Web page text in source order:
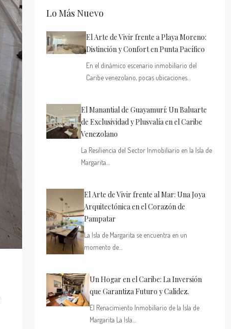
Lo Más Nuevo
El Arte de Vivir frente a Playa Moreno:
Distinción y Confort en Punta Pacífico
En el dinámico escenario inmobiliario del
Caribe venezolano, pocas ubicaciones…
El Manantial de Guayamurí: Un Baluarte
de Exclusividad y Plusvalía en el Caribe
Venezolano
La Resiliencia del Sector Inmobiliario en la Isla de
Margarita…
El Arte de Vivir frente al Mar: Una Joya
Arquitectónica en el Corazón de
Pampatar
La Isla de Margarita se encuentra en un
momento de…
Un Hogar en el Caribe: La Inversión
que Garantiza Futuro y Calidez.
El Renacimiento Inmobiliario de la Isla de
Margarita La Isla…